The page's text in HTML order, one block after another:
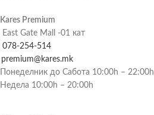
Kares Premium
East Gate Mall -01 кат
078-254-514
premium@kares.mk
Понеделник до Сабота 10:00h – 22:00h
Недела 10:00h – 20:00h